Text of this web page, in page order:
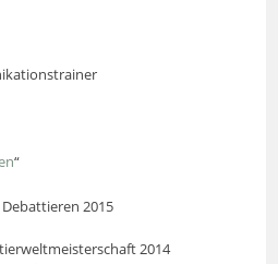
“
2015
2014